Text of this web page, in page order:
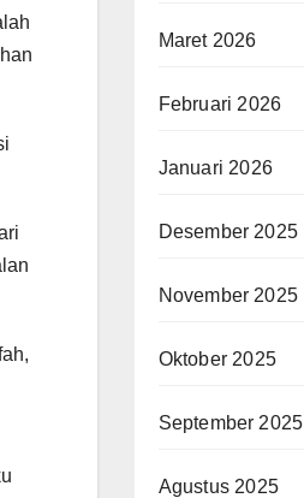
Maret 2026
Februari 2026
Januari 2026
Desember 2025
November 2025
Oktober 2025
September 2025
Agustus 2025